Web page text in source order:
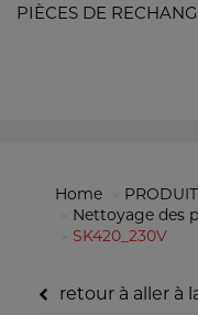
PIÈCES DE
Home
Nettoyage des
SK420_230V
retour à aller à